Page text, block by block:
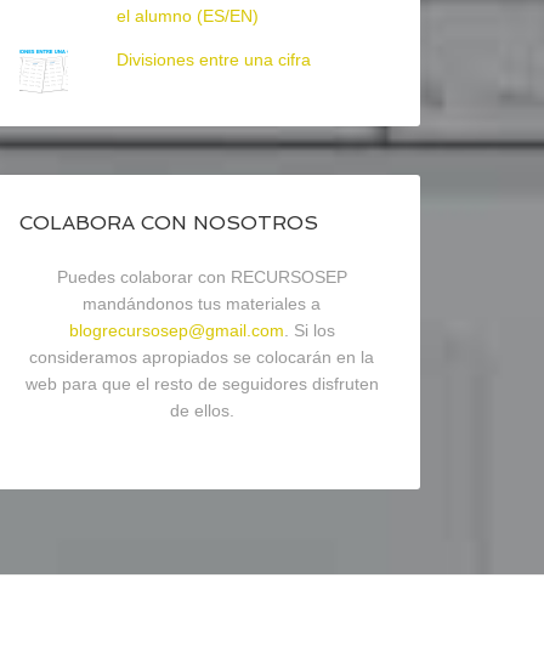
el alumno (ES/EN)
Divisiones entre una cifra
COLABORA CON NOSOTROS
Puedes colaborar con RECURSOSEP
mandándonos tus materiales a
blogrecursosep@gmail.com . Si los
consideramos apropiados se colocarán en la
web para que el resto de seguidores disfruten
de ellos.